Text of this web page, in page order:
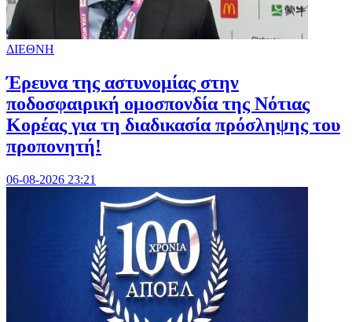
ΔΙΕΘΝΗ
Έρευνα της αστυνομίας στην
ποδοσφαιρική ομοσπονδία της Νότιας
Κορέας για τη διαδικασία πρόσληψης του
προπονητή!
06-08-2026 23:21